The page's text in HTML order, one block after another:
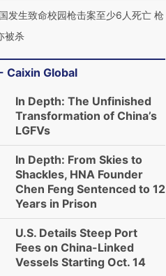
发生致命校园枪击案至少6人死亡 枪
被杀
Caixin Global
In Depth: The Unfinished
Transformation of China’s
LGFVs
In Depth: From Skies to
Shackles, HNA Founder
Chen Feng Sentenced to 12
Years in Prison
U.S. Details Steep Port
Fees on China-Linked
Vessels Starting Oct. 14